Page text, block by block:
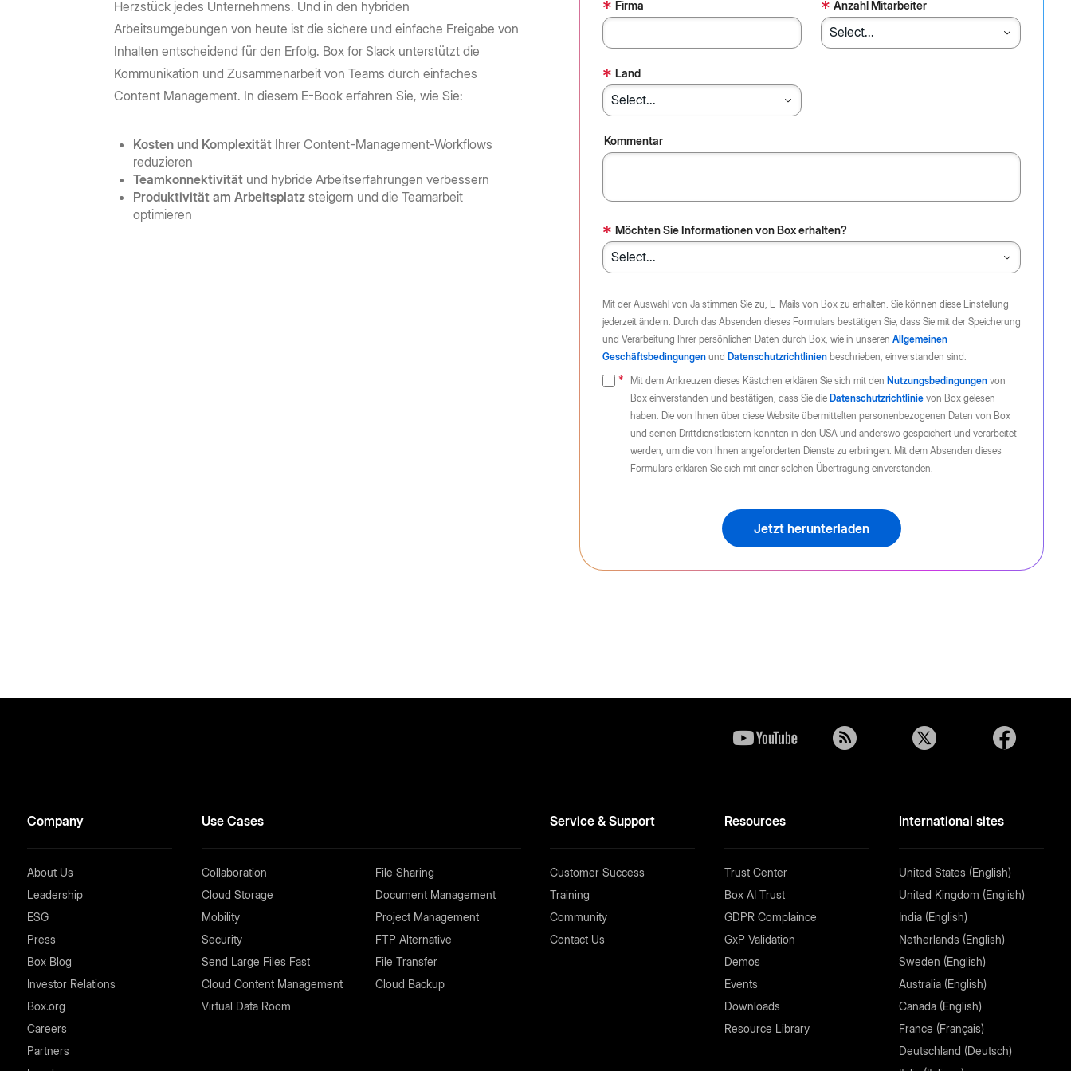
Intelligent Apps for any workflow
AI-powered content portals
Integrations
Thousands of connected apps
Content Platform
Build with content APIs
complex workflows and drive high-
impact outcomes.
Engineering
Legal
Integrations
Prebuilt rich UI components Command line tool for the Box API
DOCUMENTATION
SDKs & tools
Sample code catalog
Go to Dev Console
Join the discussion with Box devs
Training
Box Docs
and best practices.
Herzstück jedes Unternehmens. Und in den hybriden
Arbeitsumgebungen von heute ist die sichere und einfache Freigabe von
Inhalten entscheidend für den Erfolg. Box for Slack unterstützt die
Kommunikation und Zusammenarbeit von Teams durch einfaches
Content Management. In diesem E-Book erfahren Sie, wie Sie:
Kosten und Komplexität Ihrer Content-Management-Workflows
reduzieren
Teamkonnektivität und hybride Arbeitserfahrungen verbessern
Produktivität am Arbeitsplatz steigern und die Teamarbeit
optimieren
* Firma * Anzahl Mitarbeiter
* Land
Kommentar
* Möchten Sie Informationen von Box erhalten?
Mit der Auswahl von Ja stimmen Sie zu, E-Mails von Box zu erhalten. Sie können diese Einstellung
jederzeit ändern. Durch das Absenden dieses Formulars bestätigen Sie, dass Sie mit der Speicherung
und Verarbeitung Ihrer persönlichen Daten durch Box, wie in unseren Allgemeinen
Geschäftsbedingungenund Datenschutzrichtlinienbeschrieben, einverstanden sind.
Mit dem Ankreuzen dieses Kästchen erklären Sie sich mit den Nutzungsbedingungenvon
Box einverstanden und bestätigen, dass Sie die Datenschutzrichtlinievon Box gelesen
haben. Die von Ihnen über diese Website übermittelten personenbezogenen Daten von Box
und seinen Drittdienstleistern könnten in den USA und anderswo gespeichert und verarbeitet
werden, um die von Ihnen angeforderten Dienste zu erbringen. Mit dem Absenden dieses
Formulars erklären Sie sich mit einer solchen Übertragung einverstanden.
Jetzt herunterladen
Company Use Cases Service & Support Resources International sites
About Us
Leadership
ESG
Press
Box Blog
Investor Relations
Box.org
Careers
Partners
Collaboration
Cloud Storage
Mobility
Security
Send Large Files Fast
Cloud Content Management
Virtual Data Room
File Sharing
Document Management
Project Management
FTP Alternative
File Transfer
Cloud Backup
Customer Success
Training
Community
Contact Us
Trust Center
Box AI Trust
GDPR Complaince
GxP Validation
Demos
Events
Downloads
Resource Library
United States (English)
United Kingdom (English)
India (English)
Netherlands (English)
Sweden (English)
Australia (English)
Canada (English)
France (Français)
Deutschland (Deutsch)